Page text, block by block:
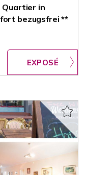
Quartier in
bezugsfrei **